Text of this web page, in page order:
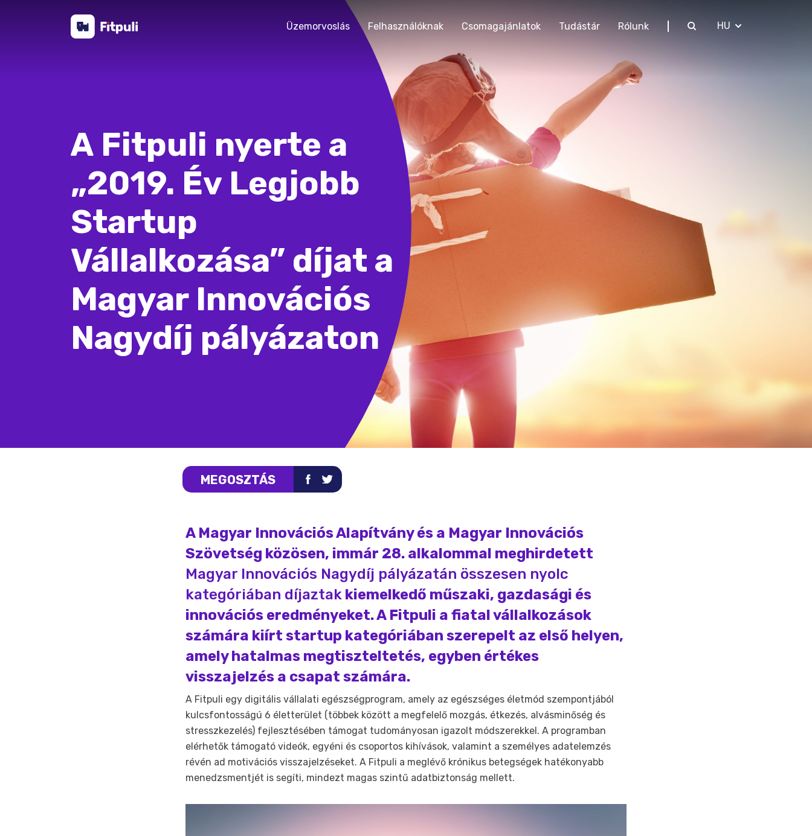
Üzemorvoslás Felhasználóknak Csomagajánlatok Tudástár Rólunk HU
EN
A Fitpuli nyerte a
„2019. Év Legjobb
Startup
Vállalkozása” díjat a
Magyar Innovációs
Nagydíj pályázaton
MEGOSZTÁS
A Magyar Innovációs Alapítvány és a Magyar Innovációs
Szövetség közösen, immár 28. alkalommal meghirdetett
Magyar Innovációs Nagydíj pályázatán összesen nyolc
kategóriában díjaztak kiemelkedő műszaki, gazdasági és
innovációs eredményeket. A Fitpuli a fiatal vállalkozások
számára kiírt startup kategóriában szerepelt az első helyen,
amely hatalmas megtiszteltetés, egyben értékes
visszajelzés a csapat számára.
A Fitpuli egy digitális vállalati egészségprogram, amely az egészséges életmód szempontjából
kulcsfontosságú 6 életterület (többek között a megfelelő mozgás, étkezés, alvásminőség és
stresszkezelés) fejlesztésében támogat tudományosan igazolt módszerekkel. A programban
elérhetők támogató videók, egyéni és csoportos kihívások, valamint a személyes adatelemzés
révén ad motivációs visszajelzéseket. A Fitpuli a meglévő krónikus betegségek hatékonyabb
menedzsmentjét is segíti, mindezt magas szintű adatbiztonság mellett.